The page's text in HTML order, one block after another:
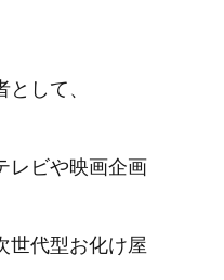
して、
レビや映画企画
世代型お化け屋